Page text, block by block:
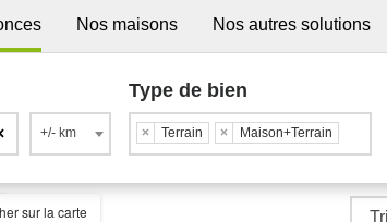
Nos maisons Nos autres solutions
+/- km
Type de bien
× Terrain × Maison+Terrain
sur la carte